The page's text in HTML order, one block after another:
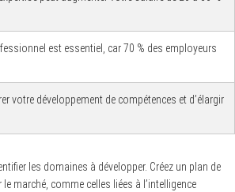
est essentiel, car 70 % des employeurs
votre développement de compétences et d’élargir
les domaines à développer. Créez un plan de
marché, comme celles liées à l’intelligence